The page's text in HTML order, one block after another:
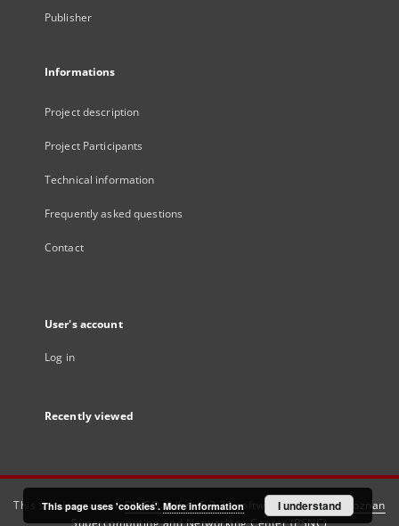
Publisher
Informations
Project description
Project Participants
Technical information
Frequently asked questions
Contact
User's account
Log in
Recently viewed
This service runs onDInGO dLibra 6.3.21software created by
Poznan
Supercomputing and Networking Center (PSNC)
This page uses 'cookies'. More information I understand